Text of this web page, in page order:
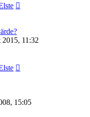
11:32
15:05